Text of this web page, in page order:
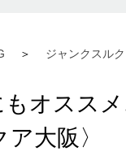
ジャンクスル
オスス
大阪〉